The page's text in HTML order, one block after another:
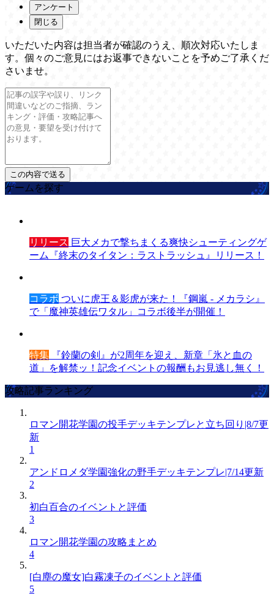
アンケート
閉じる
いただいた内容は担当者が確認のうえ、順次対応いたしま
す。個々のご意見にはお返事できないことを予めご了承くだ
さいませ。
ゲームを探す
リリース 巨大メカで撃ちまくる爽快シューティングゲ
ーム『終末のタイタン：ラストラッシュ』リリース！
コラボ ついに虎王＆影虎が来た！『鋼嵐 - メカラシ』
で「魔神英雄伝ワタル」コラボ後半が開催！
特集 『鈴蘭の剣』が2周年を迎え、新章「氷と血の
道」を解禁ッ！記念イベントの報酬もお見逃し無く！
攻略記事ランキング
ロマン開花学園の投手デッキテンプレと立ち回り|8/7更
新
1
アンドロメダ学園強化の野手デッキテンプレ|7/14更新
2
初白百合のイベントと評価
3
ロマン開花学園の攻略まとめ
4
[白塵の魔女]白霧凍子のイベントと評価
5